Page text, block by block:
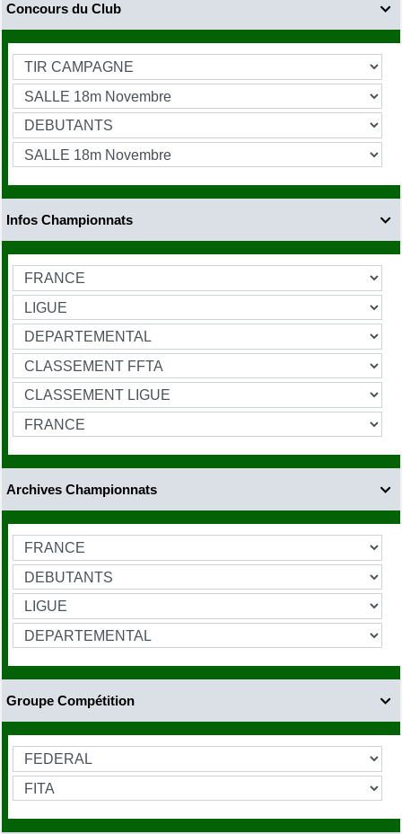

Concours du Club

Infos Championnats

Archives Championnats

Groupe Compétition